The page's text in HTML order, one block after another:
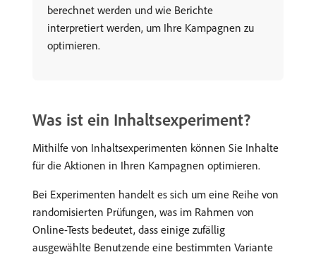
berechnet werden und wie Berichte
interpretiert werden, um Ihre Kampagnen zu
optimieren.
Was ist ein Inhaltsexperiment?
Mithilfe von Inhaltsexperimenten können Sie Inhalte
für die Aktionen in Ihren Kampagnen optimieren.
Bei Experimenten handelt es sich um eine Reihe von
randomisierten Prüfungen, was im Rahmen von
Online-Tests bedeutet, dass einige zufällig
ausgewählte Benutzende eine bestimmten Variante